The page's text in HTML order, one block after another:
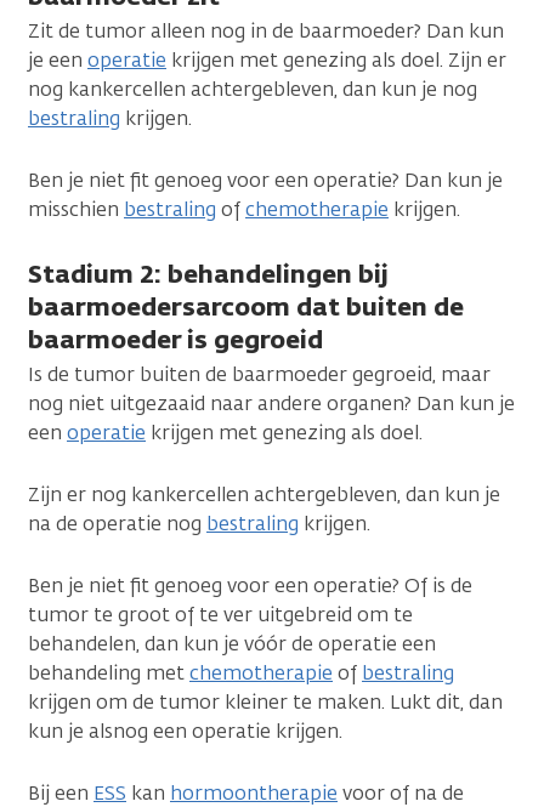
Zit de tumor alleen nog in de baarmoeder? Dan kun
je een operatie krijgen met genezing als doel. Zijn er
nog kankercellen achtergebleven, dan kun je nog
bestraling krijgen.
Ben je niet fit genoeg voor een operatie? Dan kun je
misschien bestraling ofchemotherapie krijgen.
Stadium 2: behandelingen bij
baarmoedersarcoom dat buiten de
baarmoeder is gegroeid
Is de tumor buiten de baarmoeder gegroeid, maar
nog niet uitgezaaid naar andere organen? Dan kun je
een operatie krijgen met genezing als doel.
Zijn er nog kankercellen achtergebleven, dan kun je
na de operatie nog bestraling krijgen.
Ben je niet fit genoeg voor een operatie? Of is de
tumor te groot of te ver uitgebreid om te
behandelen, dan kun je vóór de operatie een
behandeling metchemotherapie of bestraling
krijgen om de tumor kleiner te maken. Lukt dit, dan
kun je alsnog een operatie krijgen.
Bij een ESS kan hormoontherapie voor of na de